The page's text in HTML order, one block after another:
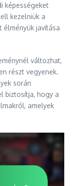
képességeket
kezelniük a
élményük javítása
változhat,
részt vegyenek.
során
biztosítja, hogy a
amelyek